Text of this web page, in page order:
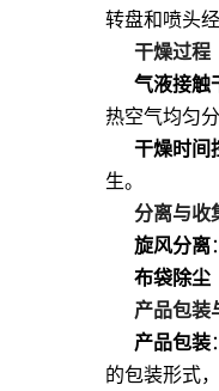
转盘和喷头
干燥过程
气液接触
热空气均匀
干燥时间
生。
分离与收
旋风分离
布袋除尘
产品包装
产品包装
的包装形式